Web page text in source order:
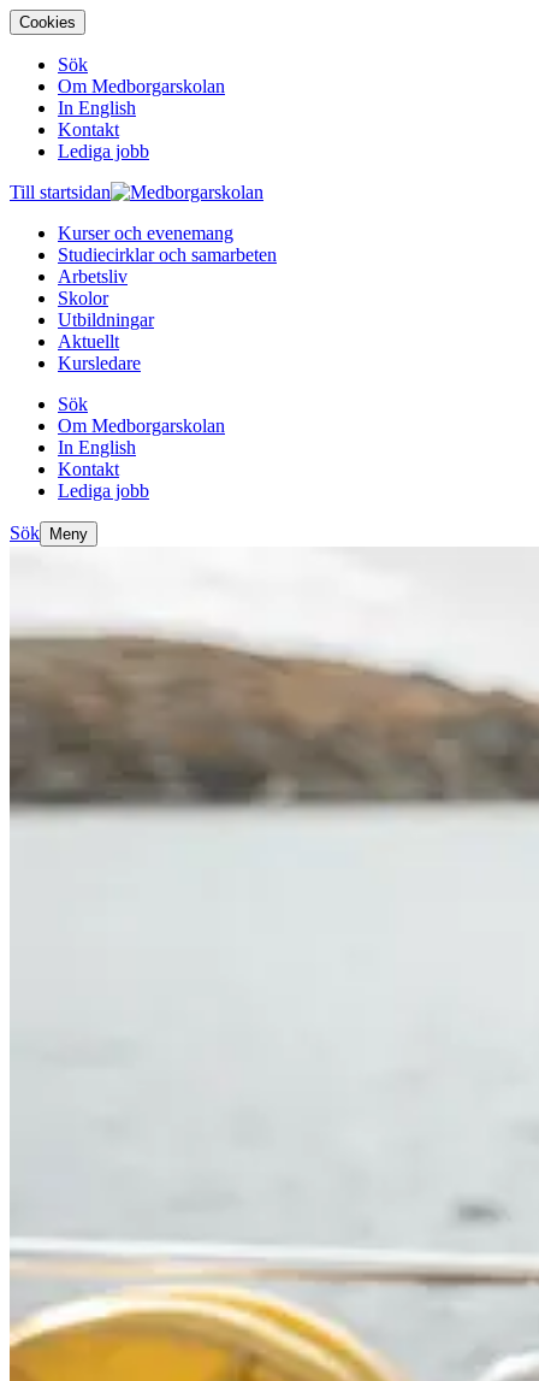
Cookies
Sök
Om Medborgarskolan
In English
Kontakt
Lediga jobb
Till startsidan
Kurser och evenemang
Studiecirklar och samarbeten
Arbetsliv
Skolor
Utbildningar
Aktuellt
Kursledare
Sök
Om Medborgarskolan
In English
Kontakt
Lediga jobb
Sök Meny